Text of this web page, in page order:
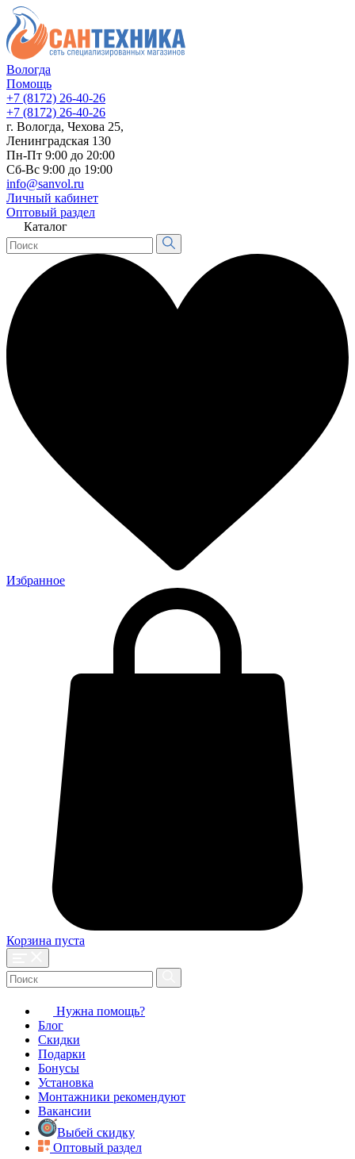
Вологда
Помощь
+7 (8172) 26-40-26
+7 (8172) 26-40-26
г. Вологда, Чехова 25,
Ленинградская 130
Пн-Пт 9:00 до 20:00
Сб-Вс 9:00 до 19:00
info@sanvol.ru
Личный кабинет
Оптовый раздел
Каталог
Избранное
Корзина пуста
Нужна помощь?
Блог
Скидки
Подарки
Бонусы
Установка
Монтажники рекомендуют
Вакансии
Выбей скидку
Оптовый раздел